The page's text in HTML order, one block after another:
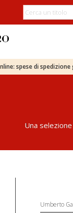
spese di
Una
Umberto